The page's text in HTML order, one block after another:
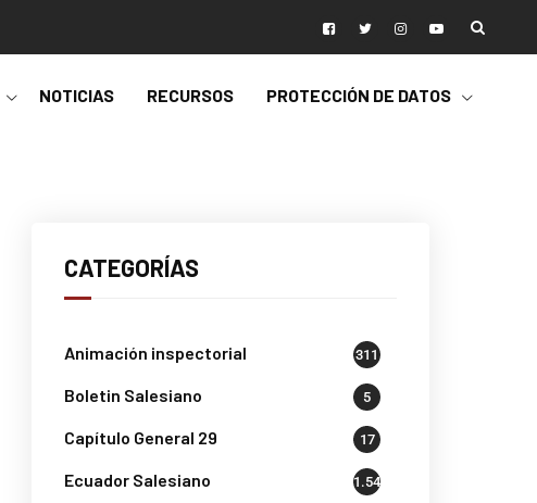
NOTICIAS RECURSOS PROTECCIÓN DE DATOS
CATEGORÍAS
Animación inspectorial 311
Boletin Salesiano 5
Capítulo General 29 17
Ecuador Salesiano 1.541